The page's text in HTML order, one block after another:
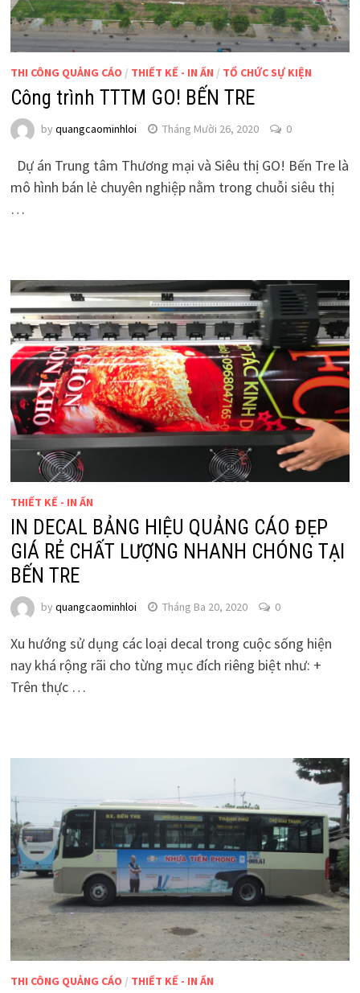
THI CÔNG QUẢNG CÁO / THIẾT KẾ - IN ẤN / TỔ CHỨC SỰ KIỆN
Công trình TTTM GO! BẾN TRE
by quangcaominhloi Tháng Mười 26, 2020 0
Dự án Trung tâm Thương mại và Siêu thị GO! Bến Tre là
mô hình bán lẻ chuyên nghiệp nằm trong chuỗi siêu thị
…
THIẾT KẾ - IN ẤN
IN DECAL BẢNG HIỆU QUẢNG CÁO ĐẸP
GIÁ RẺ CHẤT LƯỢNG NHANH CHÓNG TẠI
BẾN TRE
by quangcaominhloi Tháng Ba 20, 2020 0
Xu hướng sử dụng các loại decal trong cuộc sống hiện
nay khá rộng rãi cho từng mục đích riêng biệt như: +
Trên thực …
THI CÔNG QUẢNG CÁO / THIẾT KẾ - IN ẤN